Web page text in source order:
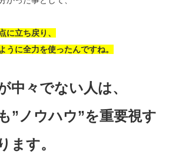
に立ち戻り、
うに全力を使ったんですね。
中々でない人は、
”ノウハウ”を重要視す
ます。